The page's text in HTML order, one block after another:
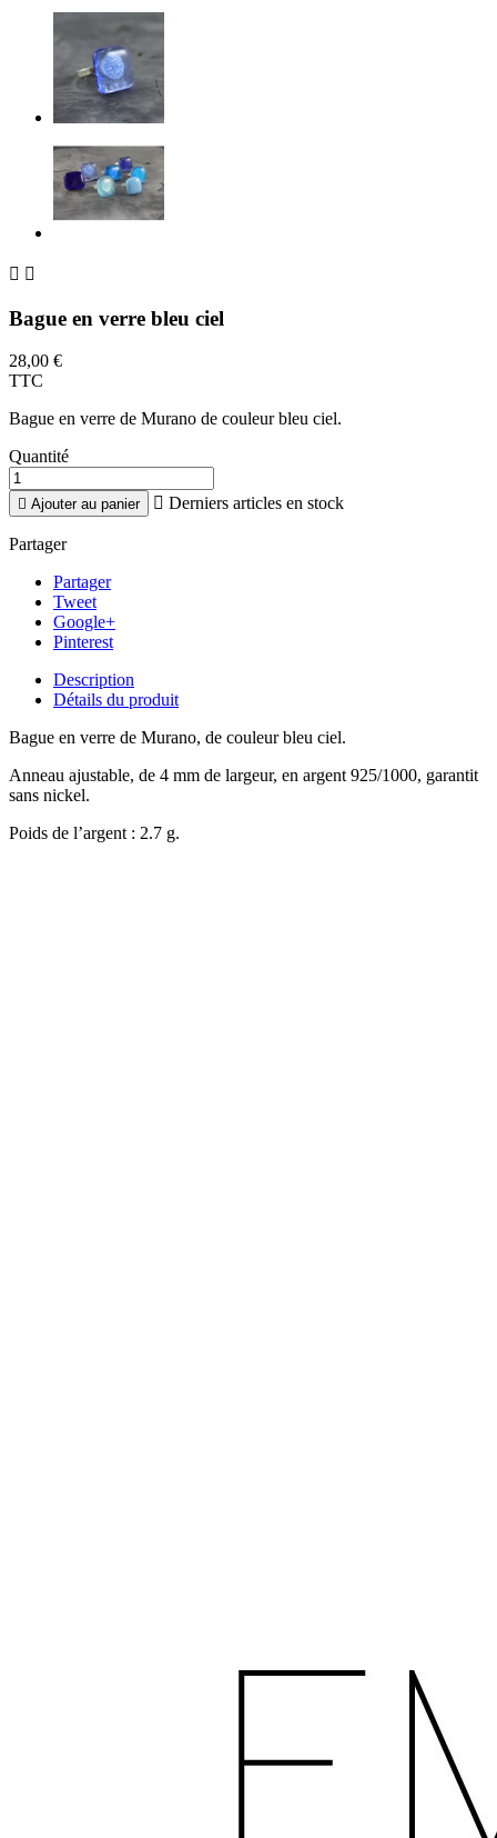
 
Bague en verre bleu ciel
28,00 €
TTC
Bague en verre de Murano de couleur bleu ciel.
Quantité
 Ajouter au panier  Derniers articles en stock
Partager
Partager
Tweet
Google+
Pinterest
Description
Détails du produit
Bague en verre de Murano, de couleur bleu ciel.
Anneau ajustable, de 4 mm de largeur, en argent 925/1000, garantit
sans nickel.
Poids de l’argent : 2.7 g.